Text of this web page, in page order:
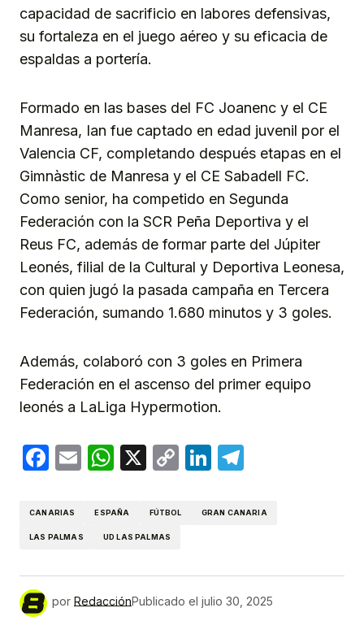
capacidad de sacrificio en labores defensivas,
su fortaleza en el juego aéreo y su eficacia de
espaldas a portería.
Formado en las bases del FC Joanenc y el CE
Manresa, Ian fue captado en edad juvenil por el
Valencia CF, completando después etapas en el
Gimnàstic de Manresa y el CE Sabadell FC.
Como senior, ha competido en Segunda
Federación con la SCR Peña Deportiva y el
Reus FC, además de formar parte del Júpiter
Leonés, filial de la Cultural y Deportiva Leonesa,
con quien jugó la pasada campaña en Tercera
Federación, sumando 1.680 minutos y 3 goles.
Además, colaboró con 3 goles en Primera
Federación en el ascenso del primer equipo
leonés a LaLiga Hypermotion.
Facebook
EmailWhatsApp
X
CopyLinkedIn
CANARIAS ESPAÑA FÚTBOL GRAN CANARIA
LAS PALMAS UD LAS PALMAS
por RedacciónPublicado el julio 30, 2025